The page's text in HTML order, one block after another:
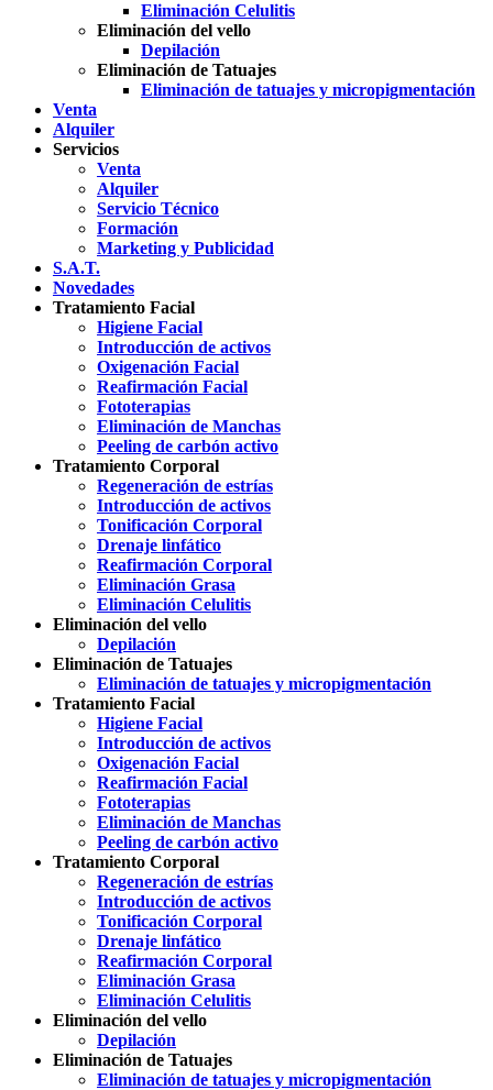
Eliminación Celulitis
Eliminación del vello
Depilación
Eliminación de Tatuajes
Eliminación de tatuajes y micropigmentación
Venta
Alquiler
Servicios
Venta
Alquiler
Servicio Técnico
Formación
Marketing y Publicidad
S.A.T.
Novedades
Tratamiento Facial
Higiene Facial
Introducción de activos
Oxigenación Facial
Reafirmación Facial
Fototerapias
Eliminación de Manchas
Peeling de carbón activo
Tratamiento Corporal
Regeneración de estrías
Introducción de activos
Tonificación Corporal
Drenaje linfático
Reafirmación Corporal
Eliminación Grasa
Eliminación Celulitis
Eliminación del vello
Depilación
Eliminación de Tatuajes
Eliminación de tatuajes y micropigmentación
Tratamiento Facial
Higiene Facial
Introducción de activos
Oxigenación Facial
Reafirmación Facial
Fototerapias
Eliminación de Manchas
Peeling de carbón activo
Tratamiento Corporal
Regeneración de estrías
Introducción de activos
Tonificación Corporal
Drenaje linfático
Reafirmación Corporal
Eliminación Grasa
Eliminación Celulitis
Eliminación del vello
Depilación
Eliminación de Tatuajes
Eliminación de tatuajes y micropigmentación